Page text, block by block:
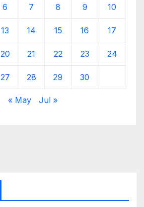
6 7 8 9 10
13 14 15 16 17
20 21 22 23 24
27 28 29 30
« May Jul »